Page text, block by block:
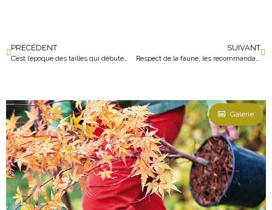
PRÉCÉDENT
C’est l’époque des tailles qui débute…
SUIVANT
Respect de la faune, les recommandations d’un paysagiste concerné
Galerie